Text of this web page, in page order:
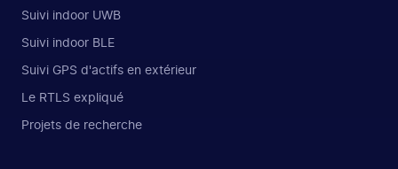
Suivi indoor UWB
Suivi indoor BLE
Suivi GPS d'actifs en extérieur
Le RTLS expliqué
Projets de recherche